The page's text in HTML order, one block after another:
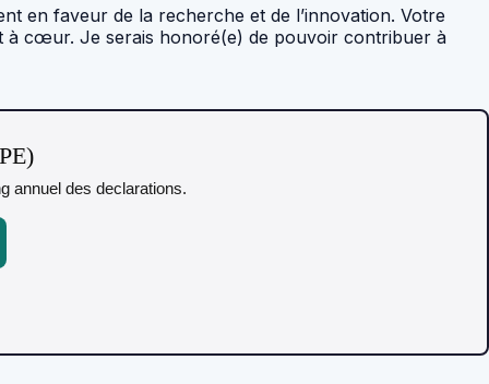
en faveur de la recherche et de l’innovation. Votre
à cœur. Je serais honoré(e) de pouvoir contribuer à
annuel des declarations.